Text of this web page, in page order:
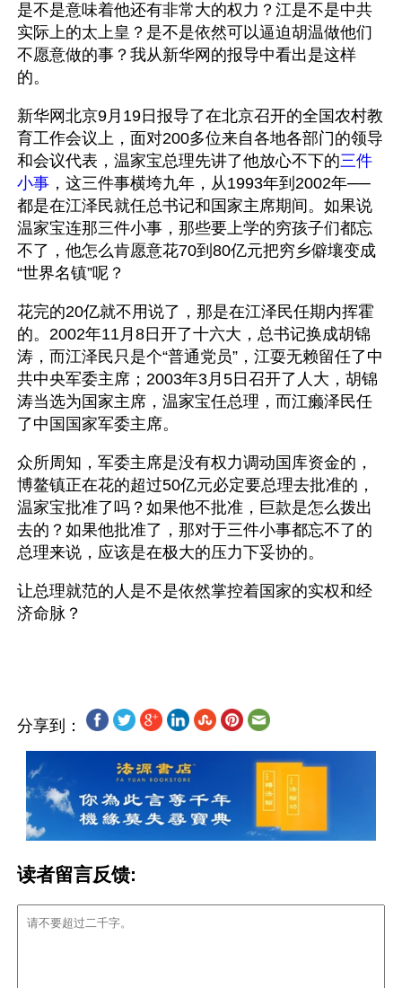
是不是意味着他还有非常大的权力？江是不是中共
实际上的太上皇？是不是依然可以逼迫胡温做他们
不愿意做的事？我从新华网的报导中看出是这样
的。
新华网北京9月19日报导了在北京召开的全国农村教
育工作会议上，面对200多位来自各地各部门的领导
和会议代表，温家宝总理先讲了他放心不下的三件
小事 ，这三件事横垮九年，从1993年到2002年──
都是在江泽民就任总书记和国家主席期间。如果说
温家宝连那三件小事，那些要上学的穷孩子们都忘
不了，他怎么肯愿意花70到80亿元把穷乡僻壤变成
“世界名镇”呢？
花完的20亿就不用说了，那是在江泽民任期内挥霍
的。2002年11月8日开了十六大，总书记换成胡锦
涛，而江泽民只是个“普通党员”，江耍无赖留任了中
共中央军委主席；2003年3月5日召开了人大，胡锦
涛当选为国家主席，温家宝任总理，而江癞泽民任
了中国国家军委主席。
众所周知，军委主席是没有权力调动国库资金的，
博鳌镇正在花的超过50亿元必定要总理去批准的，
温家宝批准了吗？如果他不批准，巨款是怎么拨出
去的？如果他批准了，那对于三件小事都忘不了的
总理来说，应该是在极大的压力下妥协的。
让总理就范的人是不是依然掌控着国家的实权和经
济命脉？
分享到：
读者留言反馈: